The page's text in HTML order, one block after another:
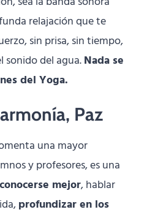
relajación que te
sin prisa, sin tiempo,
sonido del agua.Nada se
del Yoga.
Paz
una mayor
y profesores, es una
mejor, hablar
profundizar en los